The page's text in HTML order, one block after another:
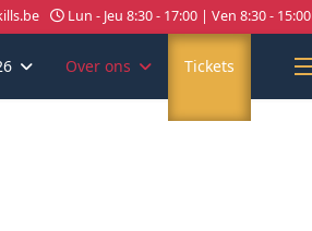
Lun - Jeu 8:30 - 17:00 | Ven 8:30 - 15:00
Over ons Tickets